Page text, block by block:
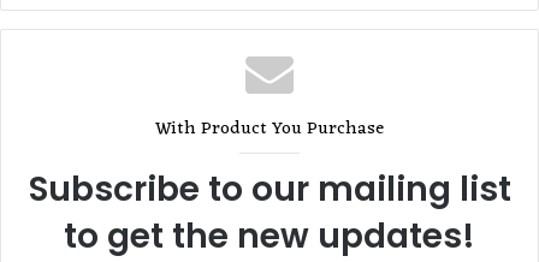
With Product You Purchase
Subscribe to our mailing list
to get the new updates!